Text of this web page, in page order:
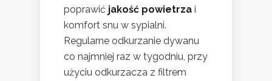
poprawić jakość powietrza i
komfort snu w sypialni.
Regularne odkurzanie dywanu
co najmniej raz w tygodniu, przy
użyciu odkurzacza z filtrem